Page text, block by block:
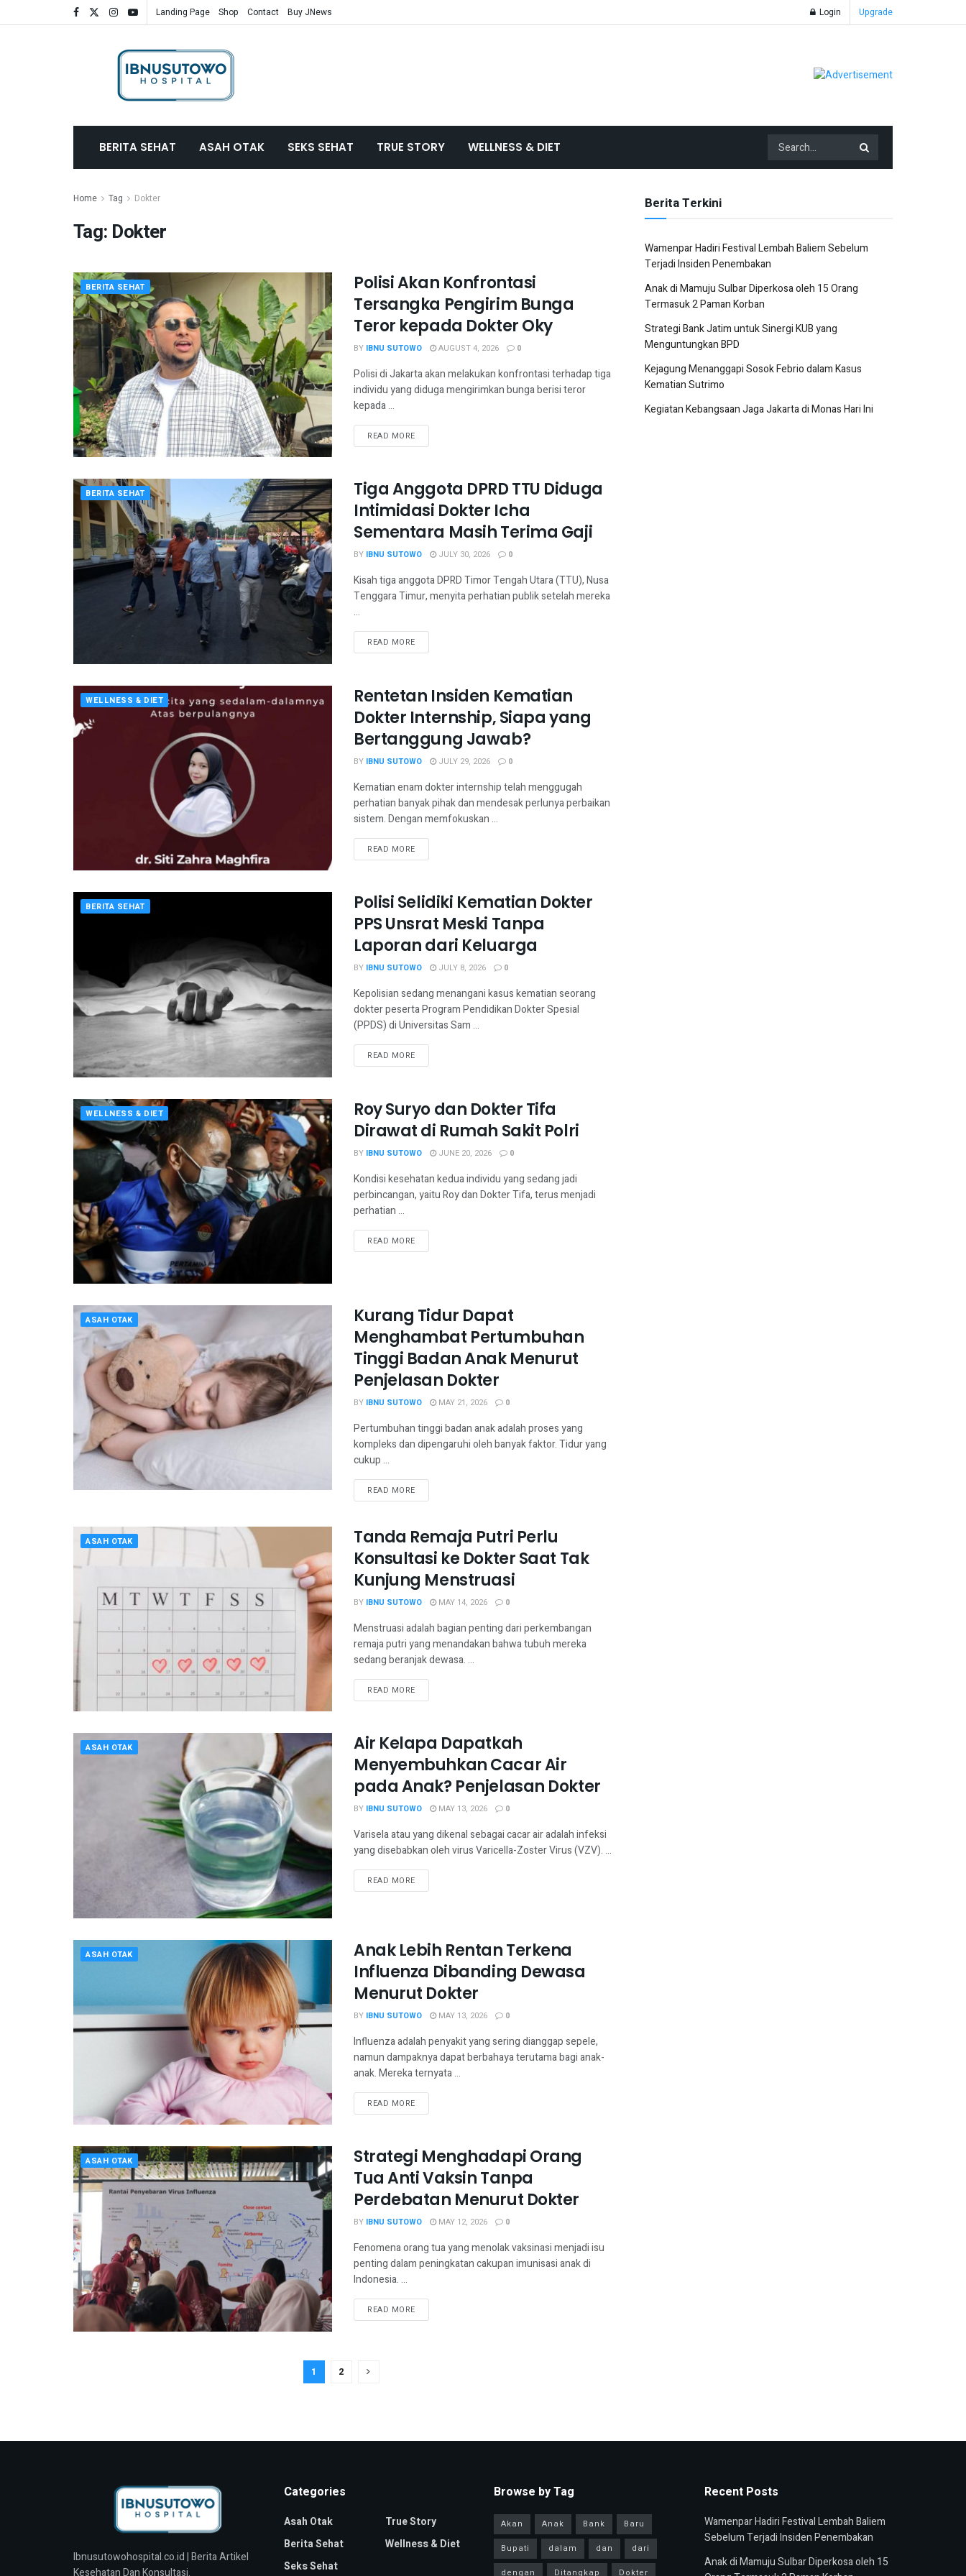
Landing Page Shop Contact Buy JNews Login Upgrade
BERITA SEHAT ASAH OTAK SEKS SEHAT TRUE STORY WELLNESS & DIET
Home Tag Dokter
Tag: Dokter
BERITA SEHAT
Polisi Akan Konfrontasi
Tersangka Pengirim Bunga
Teror kepada Dokter Oky
BY IBNU SUTOWO AUGUST 4, 2026 0
Polisi di Jakarta akan melakukan konfrontasi terhadap tiga
individu yang diduga mengirimkan bunga berisi teror
kepada ...
READ MORE
BERITA SEHAT
Tiga Anggota DPRD TTU Diduga
Intimidasi Dokter Icha
Sementara Masih Terima Gaji
BY IBNU SUTOWO JULY 30, 2026 0
Kisah tiga anggota DPRD Timor Tengah Utara (TTU), Nusa
Tenggara Timur, menyita perhatian publik setelah mereka
...
READ MORE
WELLNESS & DIET
Rentetan Insiden Kematian
Dokter Internship, Siapa yang
Bertanggung Jawab?
BY IBNU SUTOWO JULY 29, 2026 0
Kematian enam dokter internship telah menggugah
perhatian banyak pihak dan mendesak perlunya perbaikan
sistem. Dengan memfokuskan ...
READ MORE
BERITA SEHAT
Polisi Selidiki Kematian Dokter
PPS Unsrat Meski Tanpa
Laporan dari Keluarga
BY IBNU SUTOWO JULY 8, 2026 0
Kepolisian sedang menangani kasus kematian seorang
dokter peserta Program Pendidikan Dokter Spesial
(PPDS) di Universitas Sam ...
READ MORE
WELLNESS & DIET
Roy Suryo dan Dokter Tifa
Dirawat di Rumah Sakit Polri
BY IBNU SUTOWO JUNE 20, 2026 0
Kondisi kesehatan kedua individu yang sedang jadi
perbincangan, yaitu Roy dan Dokter Tifa, terus menjadi
perhatian ...
READ MORE
ASAH OTAK
Kurang Tidur Dapat
Menghambat Pertumbuhan
Tinggi Badan Anak Menurut
Penjelasan Dokter
BY IBNU SUTOWO MAY 21, 2026 0
Pertumbuhan tinggi badan anak adalah proses yang
kompleks dan dipengaruhi oleh banyak faktor. Tidur yang
cukup ...
READ MORE
ASAH OTAK
Tanda Remaja Putri Perlu
Konsultasi ke Dokter Saat Tak
Kunjung Menstruasi
BY IBNU SUTOWO MAY 14, 2026 0
Menstruasi adalah bagian penting dari perkembangan
remaja putri yang menandakan bahwa tubuh mereka
sedang beranjak dewasa. ...
READ MORE
ASAH OTAK
Air Kelapa Dapatkah
Menyembuhkan Cacar Air
pada Anak? Penjelasan Dokter
BY IBNU SUTOWO MAY 13, 2026 0
Varisela atau yang dikenal sebagai cacar air adalah infeksi
yang disebabkan oleh virus Varicella-Zoster Virus (VZV). ...
READ MORE
ASAH OTAK
Anak Lebih Rentan Terkena
Influenza Dibanding Dewasa
Menurut Dokter
BY IBNU SUTOWO MAY 13, 2026 0
Influenza adalah penyakit yang sering dianggap sepele,
namun dampaknya dapat berbahaya terutama bagi anak-
anak. Mereka ternyata ...
READ MORE
ASAH OTAK
Strategi Menghadapi Orang
Tua Anti Vaksin Tanpa
Perdebatan Menurut Dokter
BY IBNU SUTOWO MAY 12, 2026 0
Fenomena orang tua yang menolak vaksinasi menjadi isu
penting dalam peningkatan cakupan imunisasi anak di
Indonesia. ...
READ MORE
1 2
Berita Terkini
Wamenpar Hadiri Festival Lembah Baliem Sebelum
Terjadi Insiden Penembakan
Anak di Mamuju Sulbar Diperkosa oleh 15 Orang
Termasuk 2 Paman Korban
Strategi Bank Jatim untuk Sinergi KUB yang
Menguntungkan BPD
Kejagung Menanggapi Sosok Febrio dalam Kasus
Kematian Sutrimo
Kegiatan Kebangsaan Jaga Jakarta di Monas Hari Ini
Ibnusutowohospital.co.id | Berita Artikel
Categories
Asah Otak
Berita Sehat
Seks Sehat
True Story
Wellness & Diet
Browse by Tag
Akan Anak Bank
Baru
Bupati
dalam dan
dari
dengan
Ditangkap Dokter
Recent Posts
Wamenpar Hadiri Festival Lembah Baliem
Sebelum Terjadi Insiden Penembakan
Anak di Mamuju Sulbar Diperkosa oleh 15